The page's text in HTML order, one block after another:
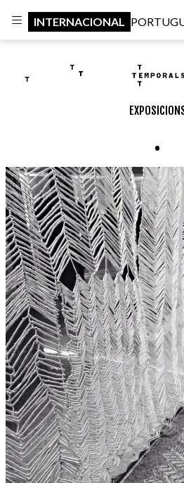
INTERNACIONAL
.